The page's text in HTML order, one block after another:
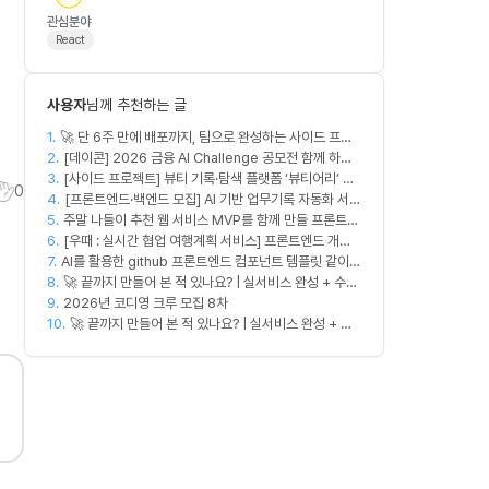
0
관심분야
React
사용자님께 추천하는 글
1. 🚀 단 6주 만에 배포까지, 팀으로 완성하는 사이드 프로
젝트 [스위프 웹 15기] 🚀
2. [데이콘] 2026 금융 AI Challenge 공모전 함께 하실
프론트엔드, 백엔드, 디자이너 구합니다!
3. [사이드 프로젝트] 뷰티 기록·탐색 플랫폼 ‘뷰티어리’ 디
자이너·프론트엔드·백엔드 팀원을 모집합니다
4. [프론트엔드·백엔드 모집] AI 기반 업무기록 자동화 서비
스 MVP 개발
5. 주말 나들이 추천 웹 서비스 MVP를 함께 만들 프론트엔
드/디자이너 모집합니다
6. [우때 : 실시간 협업 여행계획 서비스] 프론트엔드 개발
자 팀원을 모집합니다
7. AI를 활용한 github 프론트엔드 컴포넌트 템플릿 같이
만드실분
8. 🚀 끝까지 만들어 본 적 있나요? | 실서비스 완성 + 수익
창출 모임 💰
9. 2026년 코디영 크루 모집 8차
10. 🚀 끝까지 만들어 본 적 있나요? | 실서비스 완성 + 수